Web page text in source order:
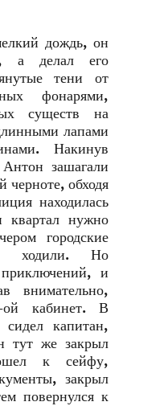
дождь, он
а делал его
тени от
фонарями,
существ на
лапами
Накинув
зашагали
черноте, обходя
находилась
квартал нужно
городские
ходили. Но
и
внимательно,
кабинет. В
сидел капитан,
тут же закрыл
к сейфу,
закрыл
повернулся к